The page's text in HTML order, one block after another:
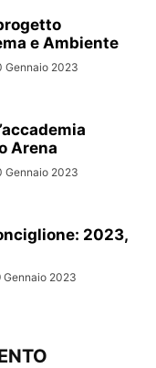
e Ambiente
Gennaio 2023
Arena
Gennaio 2023
2023,
Gennaio 2023